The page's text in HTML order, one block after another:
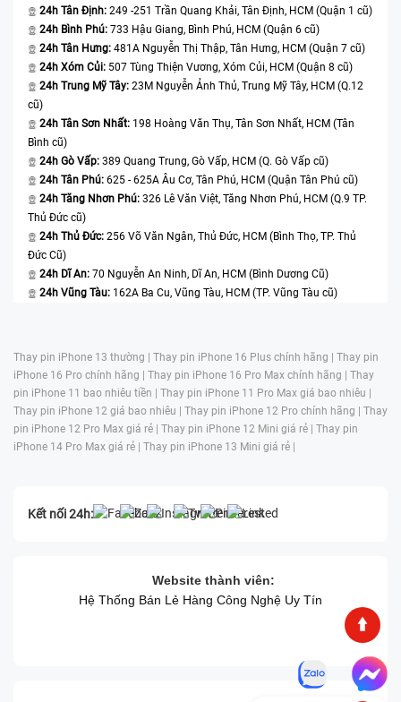
24h Tân Định: 249 -251 Trần Quang Khải, Tân Định, HCM (Quận 1 cũ)
24h Bình Phú: 733 Hậu Giang, Bình Phú, HCM (Quận 6 cũ)
24h Tân Hưng: 481A Nguyễn Thị Thập, Tân Hưng, HCM (Quận 7 cũ)
24h Xóm Củi: 507 Tùng Thiện Vương, Xóm Củi, HCM (Quận 8 cũ)
24h Trung Mỹ Tây: 23M Nguyễn Ảnh Thủ, Trung Mỹ Tây, HCM (Q.12
cũ)
24h Tân Sơn Nhất: 198 Hoàng Văn Thụ, Tân Sơn Nhất, HCM (Tân
Bình cũ)
24h Gò Vấp: 389 Quang Trung, Gò Vấp, HCM (Q. Gò Vấp cũ)
24h Tân Phú: 625 - 625A Âu Cơ, Tân Phú, HCM (Quận Tân Phú cũ)
24h Tăng Nhơn Phú: 326 Lê Văn Việt, Tăng Nhơn Phú, HCM (Q.9 TP.
Thủ Đức cũ)
24h Thủ Đức: 256 Võ Văn Ngân, Thủ Đức, HCM (Bình Thọ, TP. Thủ
Đức Cũ)
24h Dĩ An: 70 Nguyễn An Ninh, Dĩ An, HCM (Bình Dương Cũ)
24h Vũng Tàu: 162A Ba Cu, Vũng Tàu, HCM (TP. Vũng Tàu cũ)
Thay pin iPhone 13 thường | Thay pin iPhone 16 Plus chính hãng | Thay pin
iPhone 16 Pro chính hãng | Thay pin iPhone 16 Pro Max chính hãng | Thay
pin iPhone 11 bao nhiêu tiền | Thay pin iPhone 11 Pro Max giá bao nhiêu |
Thay pin iPhone 12 giá bao nhiêu | Thay pin iPhone 12 Pro chính hãng | Thay
pin iPhone 12 Pro Max giá rẻ | Thay pin iPhone 12 Mini giá rẻ | Thay pin
iPhone 14 Pro Max giá rẻ | Thay pin iPhone 13 Mini giá rẻ |
Kết nối 24h:
Website thành viên:
Hệ Thống Bán Lẻ Hàng Công Nghệ Uy Tín